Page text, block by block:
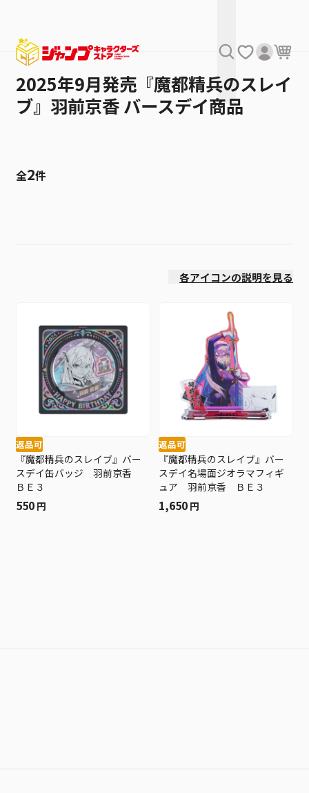
2025年9月発売『魔都精兵のスレイ
ブ』羽前京香 バースデイ商品
全2件
各アイコンの説明を見る
返品可
『魔都精兵のスレイブ』バー
スデイ缶バッジ 羽前京香
ＢＥ３
550 円
返品可
『魔都精兵のスレイブ』バー
スデイ名場面ジオラマフィギ
ュア 羽前京香 ＢＥ３
1,650 円